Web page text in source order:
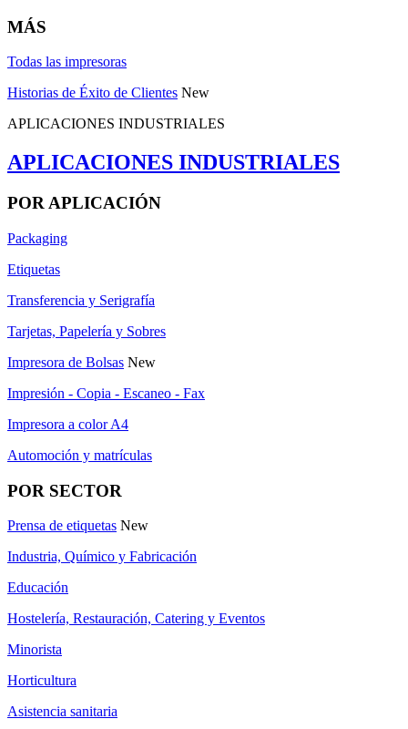
MÁS
Todas las impresoras
Historias de Éxito de Clientes New
APLICACIONES INDUSTRIALES
APLICACIONES INDUSTRIALES
POR APLICACIÓN
Packaging
Etiquetas
Transferencia y Serigrafía
Tarjetas, Papelería y Sobres
Impresora de Bolsas New
Impresión - Copia - Escaneo - Fax
Impresora a color A4
Automoción y matrículas
POR SECTOR
Prensa de etiquetas New
Industria, Químico y Fabricación
Educación
Hostelería, Restauración, Catering y Eventos
Minorista
Horticultura
Asistencia sanitaria